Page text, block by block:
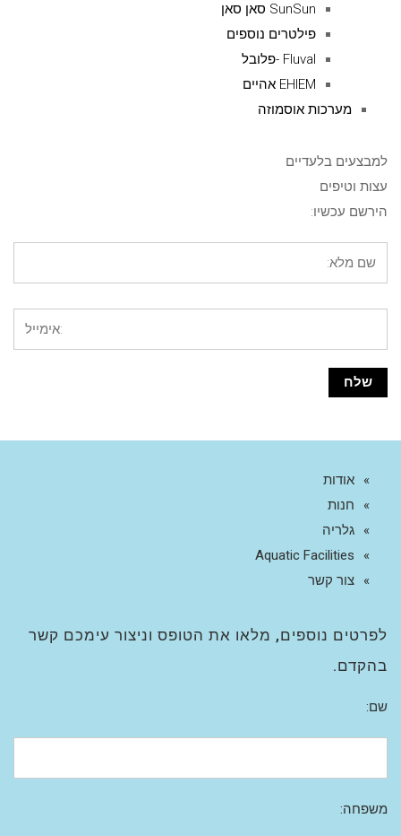
SunSun סאן סאן
פילטרים נוספים
Fluval -פלובל
EHIEM אהיים
מערכות אוסמוזה
למבצעים בלעדיים
עצות וטיפים
הירשם עכשיו:
אודות
חנות
גלריה
Aquatic Facilities
צור קשר
לפרטים נוספים, מלאו את הטופס וניצור עימכם קשר
בהקדם.
שם:
משפחה: